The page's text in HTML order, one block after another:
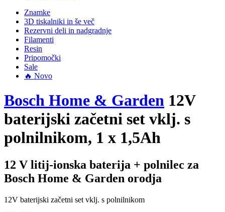
Znamke
3D tiskalniki in še več
Rezervni deli in nadgradnje
Filamenti
Resin
Pripomočki
Sale
🔥 Novo
Bosch Home & Garden 12V
baterijski začetni set vklj. s
polnilnikom, 1 x 1,5Ah
12 V litij-ionska baterija + polnilec za
Bosch Home & Garden orodja
12V baterijski začetni set vklj. s polnilnikom